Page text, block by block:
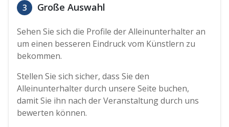
3 Große Auswahl
Sehen Sie sich die Profile der Alleinunterhalter an
um einen besseren Eindruck vom Künstlern zu
bekommen.
Stellen Sie sich sicher, dass Sie den
Alleinunterhalter durch unsere Seite buchen,
damit Sie ihn nach der Veranstaltung durch uns
bewerten können.